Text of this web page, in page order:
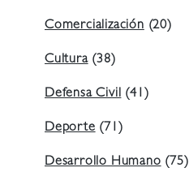
Comercialización(20)
Cultura(38)
Defensa Civil(41)
Deporte(71)
Desarrollo Humano(75)